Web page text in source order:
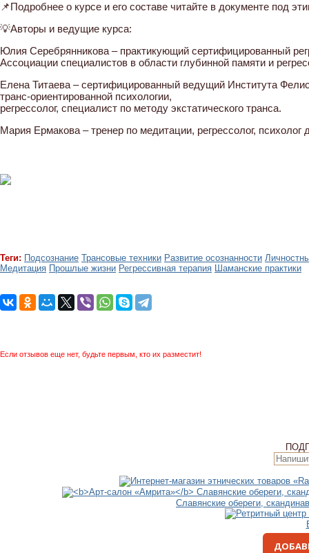
📌Подробнее о курсе и его составе читайте в документе под
💡Авторы и ведущие курса:
Юлия Серебрянникова – практикующий сертифицированный
Ассоциации специалистов в области глубинной памяти и
Елена Титаева – сертифицированный ведущий Института
транс-ориентированной психологии,
регрессолог, специалист по методу экстатического транса.
Мария Ермакова – тренер по медитации, регрессолог,
Теги: Подсознание Трансовые техники Развитие осознанности
Медитация Прошлые жизни Регрессивная терапия Шаманские практики
Если отзывов еще нет, будьте первым, кто их разместит!
Славянские обереги,